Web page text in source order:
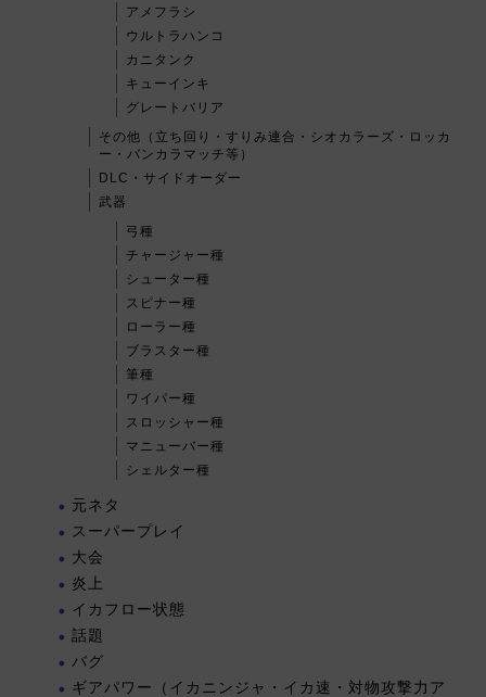
アメフラシ
ウルトラハンコ
カニタンク
キューインキ
グレートバリア
その他（立ち回り・すりみ連合・シオカラーズ・ロッカ
ー・バンカラマッチ等）
DLC・サイドオーダー
武器
弓種
チャージャー種
シューター種
スピナー種
ローラー種
ブラスター種
筆種
ワイパー種
スロッシャー種
マニューバー種
シェルター種
元ネタ
スーパープレイ
大会
炎上
イカフロー状態
話題
バグ
ギアパワー（イカニンジャ・イカ速・対物攻撃力ア